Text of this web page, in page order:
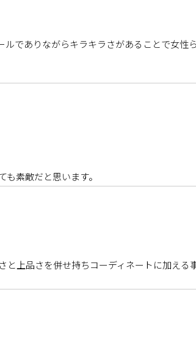
ルでありながらキラキラさがあることで女性
素敵だと思います。
と上品さを併せ持ちコーディネートに加える